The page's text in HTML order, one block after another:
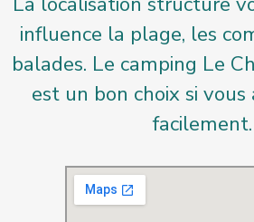
influence la plage, les
balades. Le camping Le
est un bon choix si
facilement.